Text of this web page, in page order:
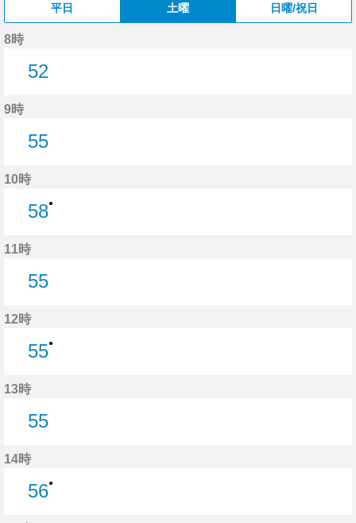
平日 土曜 日曜/祝日
8時
52
9時
55
10時
58●
11時
55
12時
55●
13時
55
14時
56●